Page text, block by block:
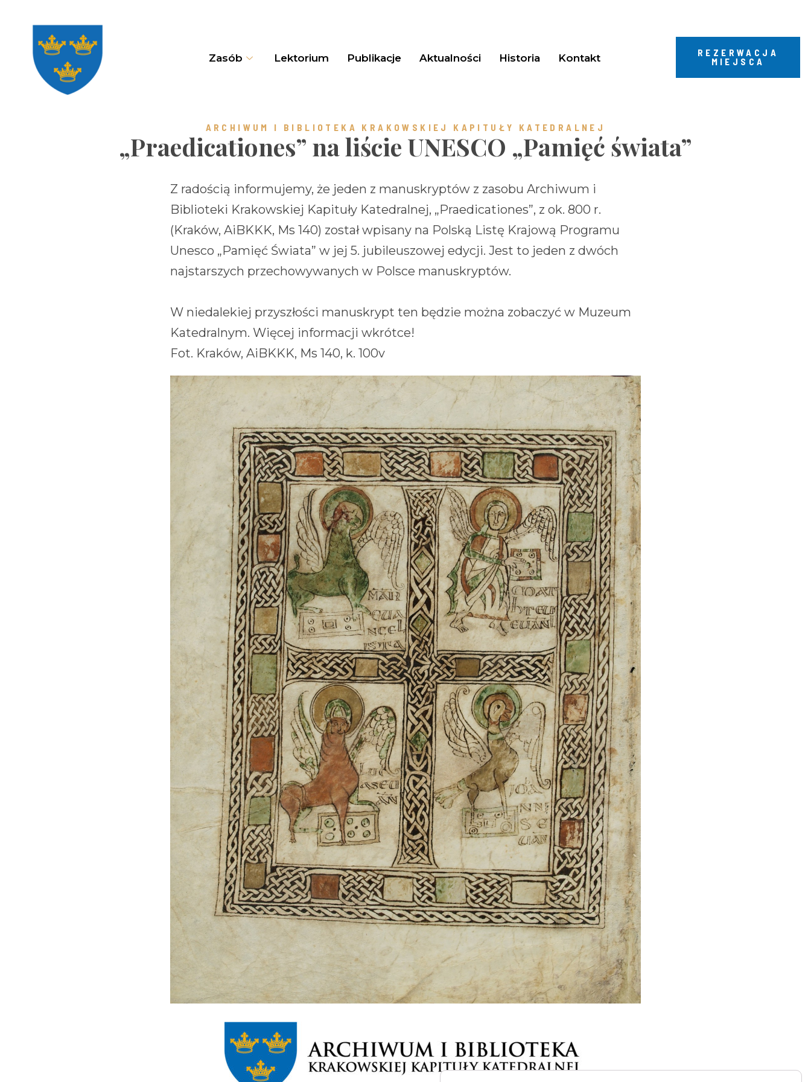
Zasób Lektorium Publikacje Aktualności Historia Kontakt
REZERWACJA
MIEJSCA
ARCHIWUM I BIBLIOTEKA KRAKOWSKIEJ KAPITUŁY KATEDRALNEJ
„Praedicationes” na liście UNESCO „Pamięć świata”
Z radością informujemy, że jeden z manuskryptów z zasobu Archiwum i
Biblioteki Krakowskiej Kapituły Katedralnej, „Praedicationes”, z ok. 800 r.
(Kraków, AiBKKK, Ms 140) został wpisany na Polską Listę Krajową Programu
Unesco „Pamięć Świata” w jej 5. jubileuszowej edycji. Jest to jeden z dwóch
najstarszych przechowywanych w Polsce manuskryptów.
W niedalekiej przyszłości manuskrypt ten będzie można zobaczyć w Muzeum
Katedralnym. Więcej informacji wkrótce!
Fot. Kraków, AiBKKK, Ms 140, k. 100v